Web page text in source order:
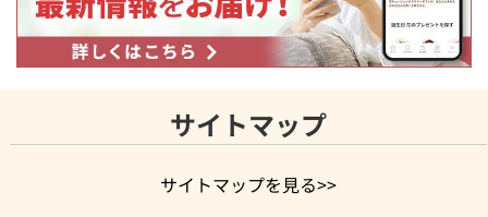
サイトマップ
サイトマップを見る>>